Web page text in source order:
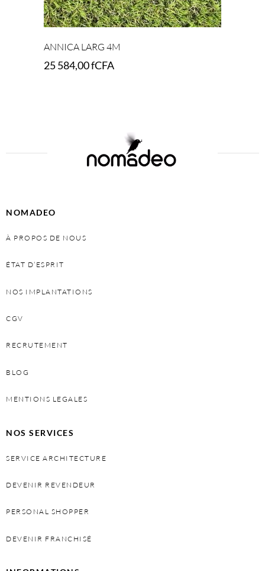
ANNICA LARG 4M
25 584,00fCFA
NOMADEO
À PROPOS DE NOUS
ÉTAT D’ESPRIT
NOS IMPLANTATIONS
CGV
RECRUTEMENT
BLOG
MENTIONS LEGALES
NOS SERVICES
SERVICE ARCHITECTURE
DEVENIR REVENDEUR
PERSONAL SHOPPER
DEVENIR FRANCHISÉ